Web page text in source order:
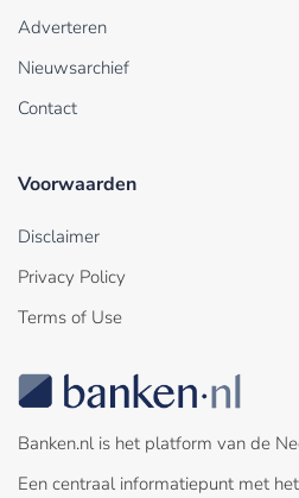
Adverteren
Nieuwsarchief
Contact
Voorwaarden
Disclaimer
Privacy Policy
Terms of Use
Banken.nl is het platform van de
Een centraal informatiepunt met